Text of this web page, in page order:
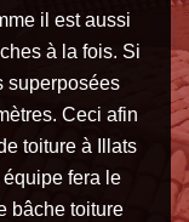
il est aussi
à la fois. Si
superposées
Ceci afin
toiture à Illats
fera le
bâche toiture